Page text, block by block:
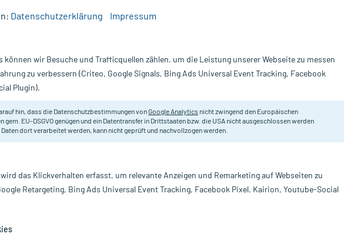
Symptome: Anzeichen des chronischen
erkennen
geprüft - Lesezeit: 5 Minuten
, PTA bei mycare.de
weitverbreitete Schmerzen, ständige Müdigkeit und das Gefühl, im
- das sind Erfahrungen, die viele Menschen mit Fibromyalgie teilen.
Syndrom beeinträchtigt den Alltag erheblich und wirft oft viele
Ursachen man vermutet und wie eine moderne Diagnose sowie
Datenschutzerklärung Impressum
können wir Besuche und Trafficquellen zählen, um die Leistung unserer Webseite zu messen
zu verbessern (Criteo, Google Signals, Bing Ads Universal Event Tracking, Facebook
Plugin).
hin, dass die Datenschutzbestimmungen vonGoogle Analytics nicht zwingend den Europäischen
gem. EU-DSGVO genügen und ein Datentransfer in Drittstaaten bzw. die USA nicht ausgeschlossen werden
Daten dort verarbeitet werden, kann nicht geprüft und nachvollzogen werden.
das Klickverhalten erfasst, um relevante Anzeigen und Remarketing auf Webseiten zu
Retargeting, Bing Ads Universal Event Tracking, Facebook Pixel, Kairion, Youtube-Social